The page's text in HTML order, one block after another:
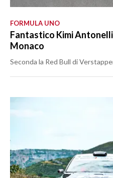
FORMULA UNO
Fantastico Kimi
Monaco
Seconda la Red Bull di